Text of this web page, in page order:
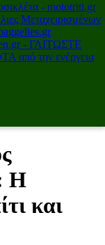
- mototriti.gr
Μεταχειρισμένων
- ΓΛΙΤΩΣΤΕ
από την ενέργεια
Η
και